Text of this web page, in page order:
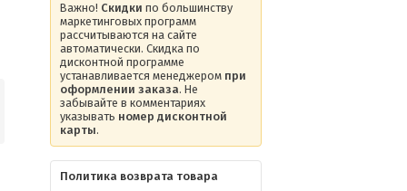
Важно! Скидки по большинству
маркетинговых программ
рассчитываются на сайте
автоматически. Скидка по
дисконтной программе
устанавливается менеджером при
оформлении заказа. Не
забывайте в комментариях
указывать номер дисконтной
карты.
Политика возврата товара